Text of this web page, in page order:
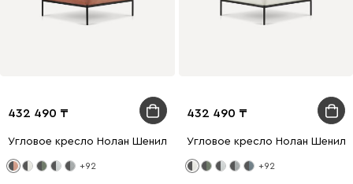
432 490
Угловое кресло Нолан Шенилл Терракотовый
+92
432 490
Угловое кресло Нолан
+92